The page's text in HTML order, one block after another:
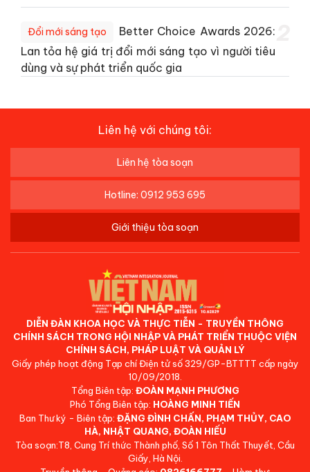
Đổi mới sáng tạo
Better Choice Awards 2026:
Lan tỏa hệ giá trị đổi mới sáng tạo vì người tiêu
dùng và sự phát triển quốc gia
Liên hệ với chúng tôi:
Liên hệ tòa soạn
Hotline: 0912 953 695
Giới thiệu tòa soạn
DIỄN ĐÀN KHOA HỌC VÀ THỰC TIỄN - TRUYỀN THÔNG
CHÍNH SÁCH TRONG HỘI NHẬP VÀ PHÁT TRIỂN THUỘC VIỆN
CHÍNH SÁCH, PHÁP LUẬT VÀ QUẢN LÝ
Giấy phép hoạt động Tạp chí Điện tử số 329/GP-BTTTT cấp ngày
10/09/2018.
Tổng Biên tập: ĐOÀN MẠNH PHƯƠNG
Phó Tổng Biên tập: HOÀNG MINH TIẾN
Ban Thư ký - Biên tập: ĐẶNG ĐÌNH CHẤN, PHẠM THỦY, CAO
HÀ, NHẬT QUANG, ĐOÀN HIẾU
Tòa soạn:T8, Cung Trí thức Thành phố, Số 1 Tôn Thất Thuyết, Cầu
Giấy, Hà Nội.